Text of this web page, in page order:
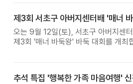
오는 9월 12일(토), 서초구 아버지센터
제3회 '매너 바둑왕' 바둑 대회를 개최
추석 특집 '행복한 가족 마음여행' 신